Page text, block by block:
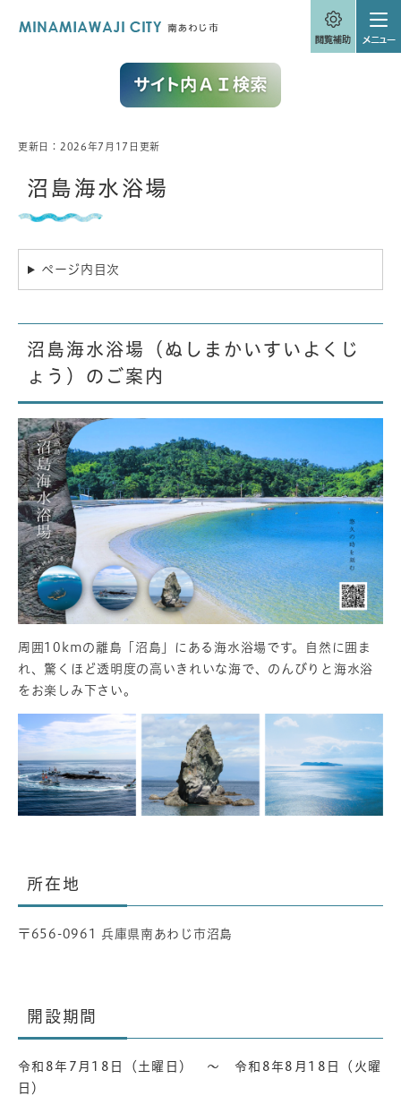
本
更新日：2026年7月17日更新
沼島海水浴場
ページ内目次
沼島海水浴場（ぬしまかいすいよくじ
ょう）のご案内
周囲10kmの離島「沼島」にある海水浴場です。自然に囲ま
れ、驚くほど透明度の高いきれいな海で、のんびりと海水浴
をお楽しみ下さい。
所在地
〒656-0961 兵庫県南あわじ市沼島
開設期間
令和8年7月18日（土曜日） ～ 令和8年8月18日（火曜
日）